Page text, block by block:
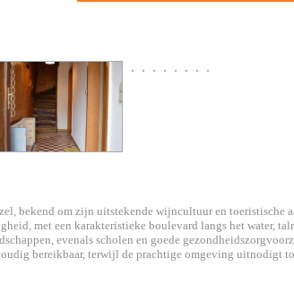
bekend om zijn uitstekende wijncultuur en toeristische
met een karakteristieke boulevard langs het water,
evenals scholen en goede
bereikbaar, terwijl de prachtige omgeving uitnodigt